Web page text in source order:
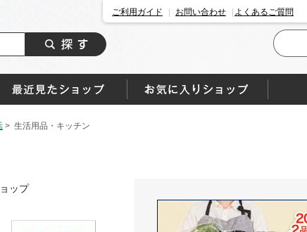
ご利用ガイド お問い合わせ よくあるご質問
> 生活用品・キッチン
ップ